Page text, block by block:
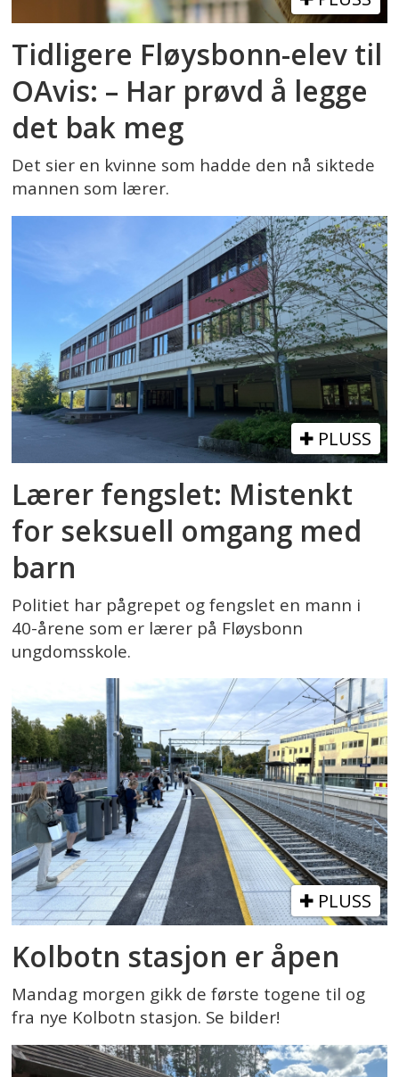
Tidligere Fløysbonn-elev til
OAvis: – Har prøvd å legge
det bak meg
Det sier en kvinne som hadde den nå siktede
mannen som lærer.
PLUSS
Lærer fengslet: Mistenkt
for seksuell omgang med
barn
Politiet har pågrepet og fengslet en mann i
40-årene som er lærer på Fløysbonn
ungdomsskole.
PLUSS
Kolbotn stasjon er åpen
Mandag morgen gikk de første togene til og
fra nye Kolbotn stasjon. Se bilder!